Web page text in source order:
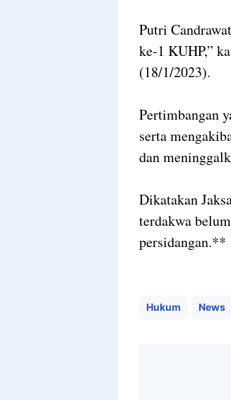
Putri
ke-1 KUHP,”
(18/1/2023).
Pertimbangan
serta
dan
Dikatakan
terdakwa
persidangan.**
Hukum News